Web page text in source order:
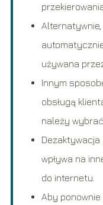
używana
Innym
obsługą
należy
Dezaktywacja
wpływa na
do internetu.
Aby ponownie